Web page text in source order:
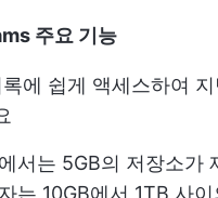
주요 기능
에 쉽게 액세스하여
서는 5GB의 저장소가
는 10GB에서 1TB 사